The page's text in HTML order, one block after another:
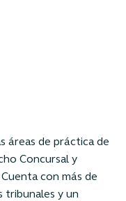
áreas de práctica de
Concursal y
con más de
tribunales y un